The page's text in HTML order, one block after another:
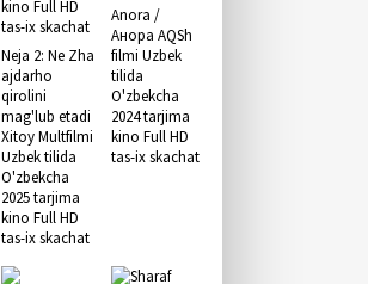
Neja 2: Ne Zha
ajdarho
qirolini
mag'lub etadi
Xitoy Multfilmi
Uzbek tilida
O'zbekcha
2025 tarjima
kino Full HD
tas-ix skachat
Anora /
Анора AQSh
filmi Uzbek
tilida
O'zbekcha
2024 tarjima
kino Full HD
tas-ix skachat